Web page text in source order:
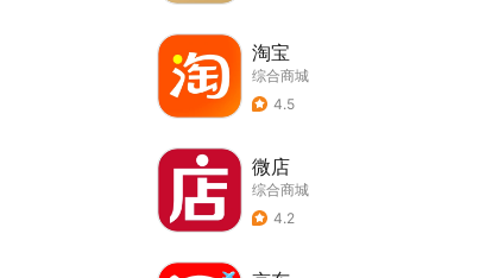
淘宝
综合商城
4.5
微店
综合商城
4.2